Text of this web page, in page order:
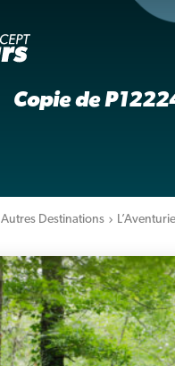
Copie de
Autres Destinations